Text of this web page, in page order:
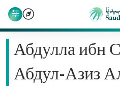
Абдулла ибн
Абдул-Азиз